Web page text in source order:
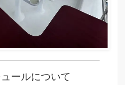
ールについて